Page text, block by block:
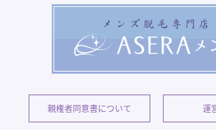
親権者同意書について 運